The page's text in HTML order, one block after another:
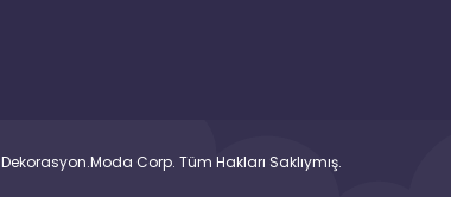
Dekorasyon.Moda Corp. Tüm Hakları Saklıymış.